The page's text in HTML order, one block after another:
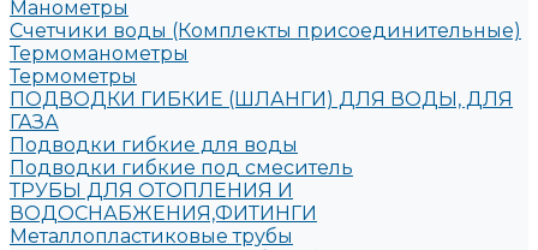
Манометры
Счетчики воды (Комплекты присоединительные)
Термоманометры
Термометры
ПОДВОДКИ ГИБКИЕ (ШЛАНГИ) ДЛЯ ВОДЫ, ДЛЯ
ГАЗА
Подводки гибкие для воды
Подводки гибкие под смеситель
ТРУБЫ ДЛЯ ОТОПЛЕНИЯ И
ВОДОСНАБЖЕНИЯ,ФИТИНГИ
Металлопластиковые трубы